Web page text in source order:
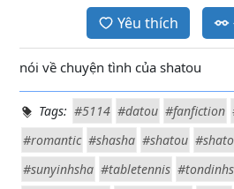
Yêu thích
nói về chuyện tình của shatou
Tags: #5114 #datou #fanfiction
#romantic #shasha #shatou
#sunyinhsha #tabletennis